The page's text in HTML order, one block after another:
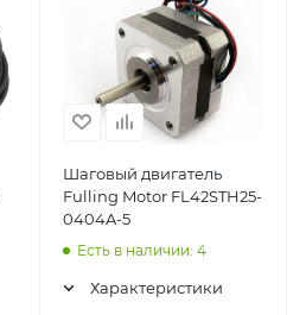
Шаговый двигатель
Fulling Motor FL42STH25-
0404A-5
Есть в наличии: 4
Характеристики